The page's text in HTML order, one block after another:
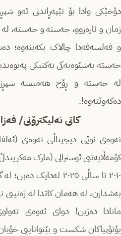
دۆخێکی وادا بۆ تێپەڕاندنی ئەو
زمان و ئارەزوو، جەستە و جەستە،
و فەلسەفەدا چالاک
جەستە بەشێوەیەكی تەكنیكی
لە جەستە و ڕۆح هەمیشە
دەكەوێتەوە!.
کاتی ئەلیکترۆنی/
نەوەی نوێی دیجیتاڵی نەوەی
کۆمەڵایەتیی ئوسترالی (مارک
٢٠١٠ تا ساڵی ٢٠٢٥
بەشدارن، لە هەمان کاتدا لە
مانادا دەژین! دوای ئەوەی
یۆتۆپیاكان شکست و بێتواناییی